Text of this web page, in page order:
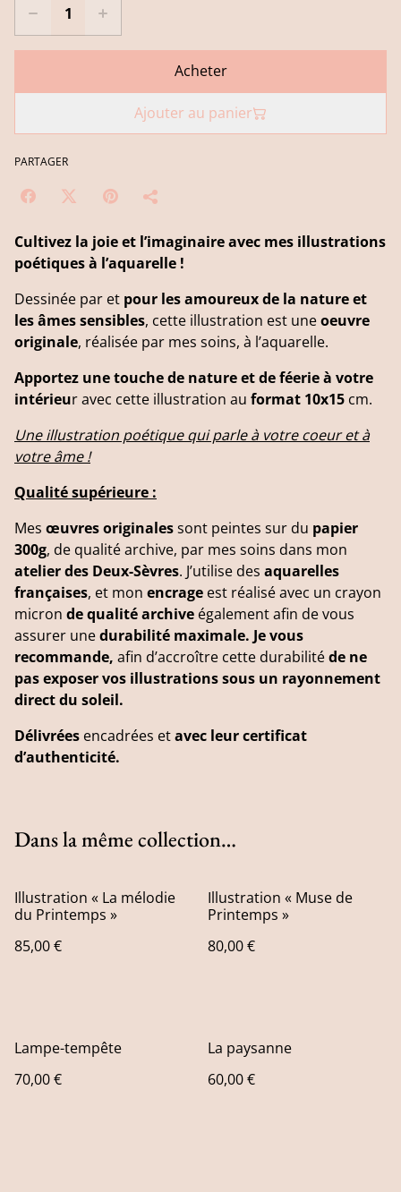
Acheter
Ajouter au panier
PARTAGER
Cultivez la joie et l’imaginaire avec mes illustrations
poétiques à l’aquarelle !
Dessinée par et pour les amoureux de la nature et
les âmes sensibles, cette illustration est uneoeuvre
originale, réalisée par mes soins, à l’aquarelle.
Apportez une touche de nature et de féerie à votre
intérieur avec cette illustration au format 10x15 cm.
Une illustration poétique qui parle à votre coeur et à
votre âme !
Qualité supérieure :
Mes œuvres originalessont peintes sur du papier
300g, de qualité archive, par mes soins dans mon
atelier des Deux-Sèvres. J’utilise des aquarelles
françaises, et mon encrage est réalisé avec un crayon
micron de qualité archive également afin de vous
assurer unedurabilité maximale. Je vous
recommande, afin d’accroître cette durabilitéde ne
pas exposer vos illustrations sous un rayonnement
direct du soleil.
Délivrées encadrées etavec leur certificat
d’authenticité.
Dans la même collection…
Illustration « La mélodie
du Printemps »
85,00 €
Illustration « Muse de
Printemps »
80,00 €
Lampe-tempête
70,00 €
La paysanne
60,00 €